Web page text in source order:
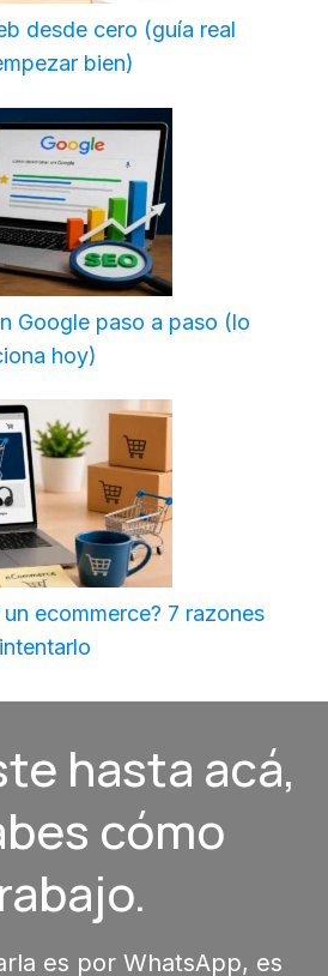
desde cero (guía real
bien)
Google paso a paso (lo
hoy)
ecommerce? 7 razones
hasta acá,
cómo
es por WhatsApp, es